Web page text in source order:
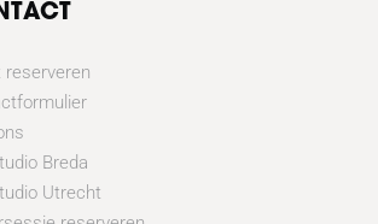
reserveren
Breda
Utrecht